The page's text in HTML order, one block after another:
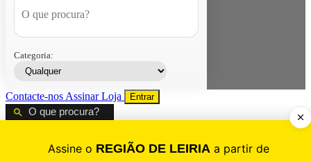
Categoria:
Contacte-nos AssinarLoja Entrar